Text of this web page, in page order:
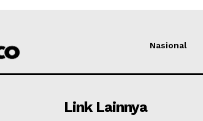
Nasional
Link Lainnya